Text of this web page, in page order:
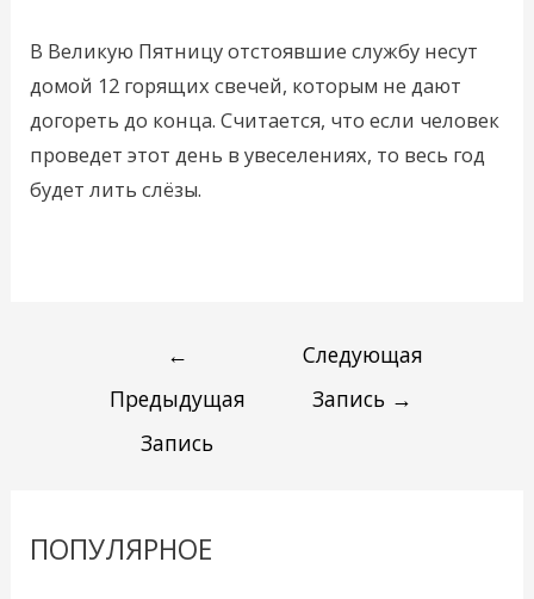
В Великую Пятницу отстоявшие службу несут
домой 12 горящих свечей, которым не дают
догореть до конца. Считается, что если человек
проведет этот день в увеселениях, то весь год
будет лить слёзы.
←
Предыдущая
Запись
Следующая
Запись →
ПОПУЛЯРНОЕ